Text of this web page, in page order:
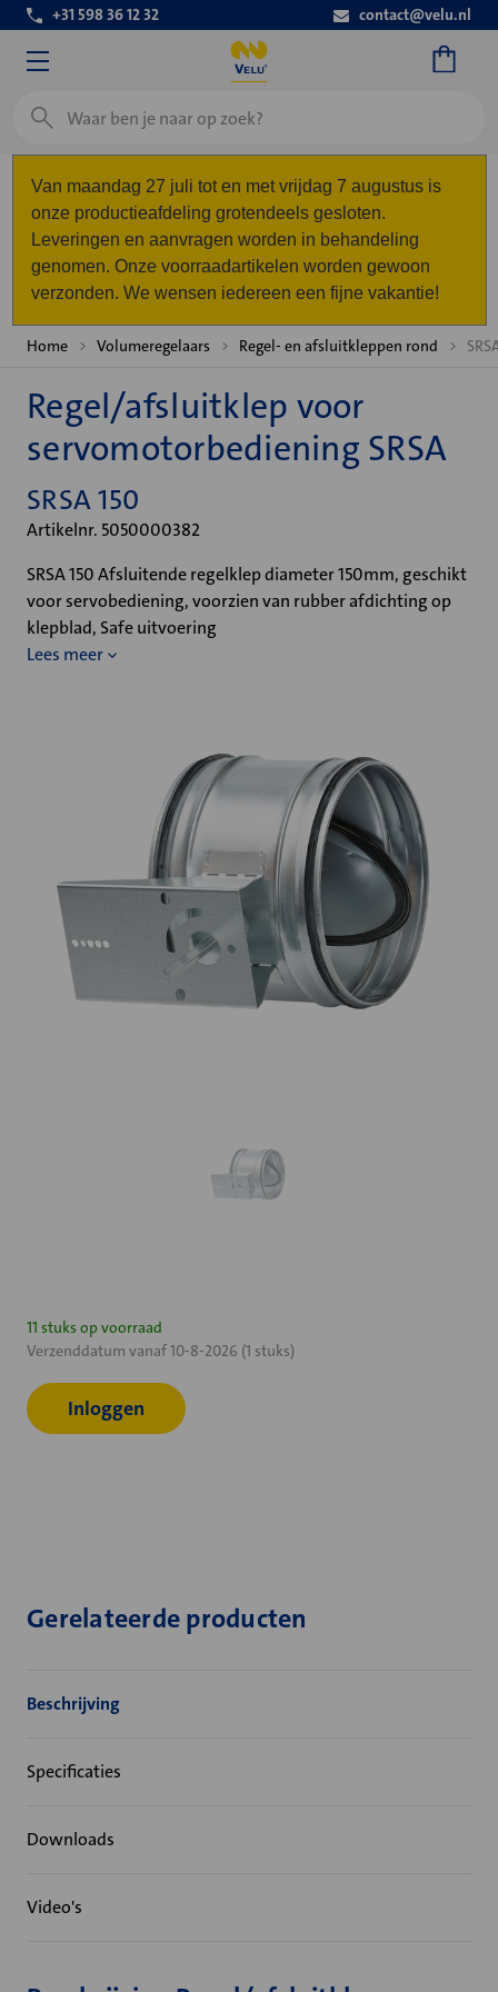
+31 598 36 12 32 contact@velu.nl
Zoeken
Van maandag 27 juli tot en met vrijdag 7 augustus is
onze productieafdeling grotendeels gesloten.
Leveringen en aanvragen worden in behandeling
genomen. Onze voorraadartikelen worden gewoon
verzonden. We wensen iedereen een fijne vakantie!
Home Volumeregelaars Regel- en afsluitkleppen rond
Regel/afsluitklep voor
servomotorbediening SRSA
SRSA 150
Artikelnr. 5050000382
SRSA 150 Afsluitende regelklep diameter 150mm, geschikt
voor servobediening, voorzien van rubber afdichting op
klepblad, Safe uitvoering
Lees meer
Huidige
voorraad:
11 stuks op voorraad
Verzenddatum vanaf 10-8-2026 (1 stuks)
Inloggen
Gerelateerde producten
Beschrijving
Specificaties
Downloads
Video's